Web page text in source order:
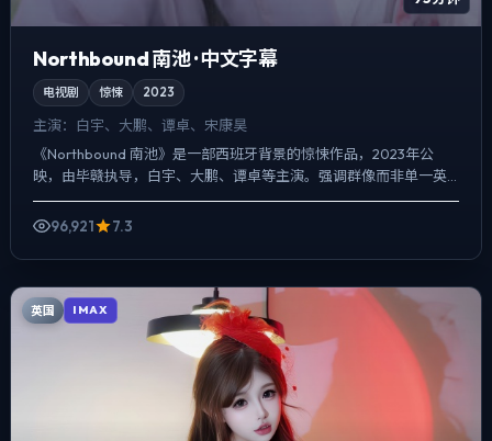
Northbound 南池 · 中文字幕
电视剧 惊悚 2023
主演：
白宇、大鹏、谭卓、宋康昊
《Northbound 南池》是一部西班牙背景的惊悚作品，2023年公
映，由毕赣执导，白宇、大鹏、谭卓等主演。强调群像而非单一英
雄，配角线条同样完整，爱情线并不喧宾夺主，却成为...
96,921
7.3
英国 IMAX